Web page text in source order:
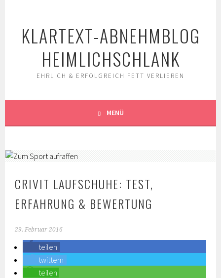
KLARTEXT-ABNEHMBLOG
HEIMLICHSCHLANK
EHRLICH & ERFOLGREICH FETT VERLIEREN
MENÜ
CRIVIT LAUFSCHUHE: TEST,
ERFAHRUNG & BEWERTUNG
29. Februar 2016
teilen
twittern
teilen